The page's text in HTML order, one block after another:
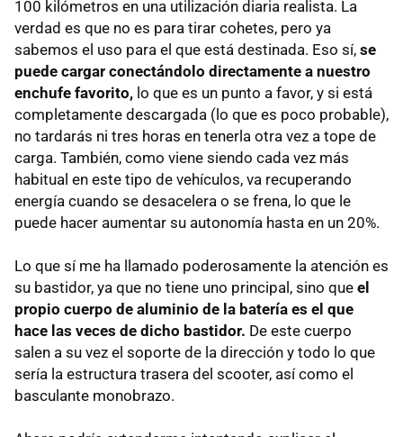
100 kilómetros en una utilización diaria realista. La
verdad es que no es para tirar cohetes, pero ya
sabemos el uso para el que está destinada. Eso sí, se
puede cargar conectándolo directamente a nuestro
enchufe favorito, lo que es un punto a favor, y si está
completamente descargada (lo que es poco probable),
no tardarás ni tres horas en tenerla otra vez a tope de
carga. También, como viene siendo cada vez más
habitual en este tipo de vehículos, va recuperando
energía cuando se desacelera o se frena, lo que le
puede hacer aumentar su autonomía hasta en un 20%.
Lo que sí me ha llamado poderosamente la atención es
su bastidor, ya que no tiene uno principal, sino que el
propio cuerpo de aluminio de la batería es el que
hace las veces de dicho bastidor. De este cuerpo
salen a su vez el soporte de la dirección y todo lo que
sería la estructura trasera del scooter, así como el
basculante monobrazo.